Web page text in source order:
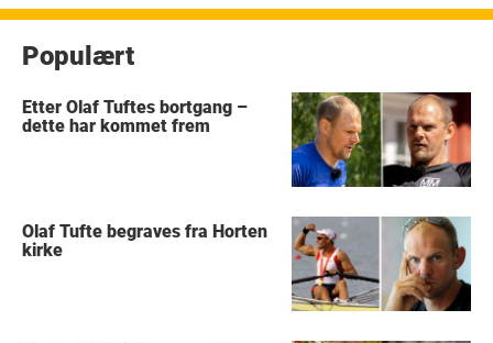
Populært
Etter Olaf Tuftes bortgang –
dette har kommet frem
Olaf Tufte begraves fra Horten
kirke